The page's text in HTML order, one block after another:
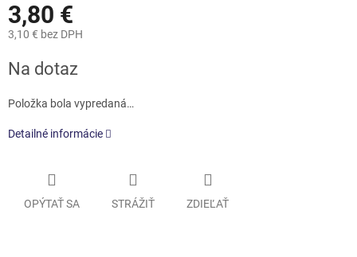
3,80 €
3,10 € bez DPH
cena:
Na dotaz
Položka bola vypredaná…
Detailné informácie
OPÝTAŤ SA STRÁŽIŤ ZDIEĽAŤ